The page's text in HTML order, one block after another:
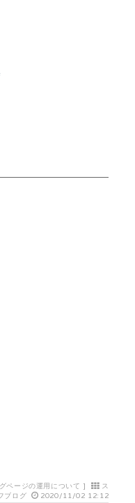
ページの運用について ]
ス
ブログ 2020/11/02 12:12